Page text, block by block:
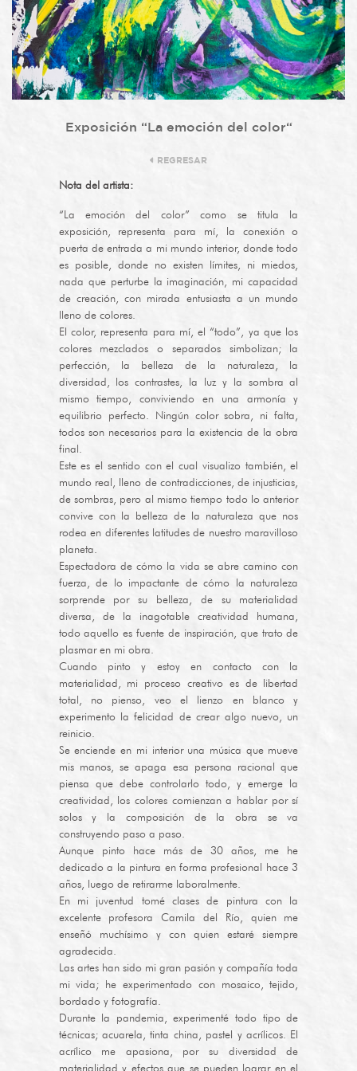
Exposición “La emoción del color“
REGRESAR
Nota del artista:
“La emoción del color” como se titula la
exposición, representa para mí, la conexión o
puerta de entrada a mi mundo interior, donde todo
es posible, donde no existen límites, ni miedos,
nada que perturbe la imaginación, mi capacidad
de creación, con mirada entusiasta a un mundo
lleno de colores.
El color, representa para mí, el “todo”, ya que los
colores mezclados o separados simbolizan; la
perfección, la belleza de la naturaleza, la
diversidad, los contrastes, la luz y la sombra al
mismo tiempo, conviviendo en una armonía y
equilibrio perfecto. Ningún color sobra, ni falta,
todos son necesarios para la existencia de la obra
final.
Este es el sentido con el cual visualizo también, el
mundo real, lleno de contradicciones, de injusticias,
de sombras, pero al mismo tiempo todo lo anterior
convive con la belleza de la naturaleza que nos
rodea en diferentes latitudes de nuestro maravilloso
planeta.
Espectadora de cómo la vida se abre camino con
fuerza, de lo impactante de cómo la naturaleza
sorprende por su belleza, de su materialidad
diversa, de la inagotable creatividad humana,
todo aquello es fuente de inspiración, que trato de
plasmar en mi obra.
Cuando pinto y estoy en contacto con la
materialidad, mi proceso creativo es de libertad
total, no pienso, veo el lienzo en blanco y
experimento la felicidad de crear algo nuevo, un
reinicio.
Se enciende en mi interior una música que mueve
mis manos, se apaga esa persona racional que
piensa que debe controlarlo todo, y emerge la
creatividad, los colores comienzan a hablar por sí
solos y la composición de la obra se va
construyendo paso a paso.
Aunque pinto hace más de 30 años, me he
dedicado a la pintura en forma profesional hace 3
años, luego de retirarme laboralmente.
En mi juventud tomé clases de pintura con la
excelente profesora Camila del Río, quien me
enseñó muchísimo y con quien estaré siempre
agradecida.
Las artes han sido mi gran pasión y compañía toda
mi vida; he experimentado con mosaico, tejido,
bordado y fotografía.
Durante la pandemia, experimenté todo tipo de
técnicas; acuarela, tinta china, pastel y acrílicos. El
acrílico me apasiona, por su diversidad de
materialidad y efectos que se pueden lograr en el